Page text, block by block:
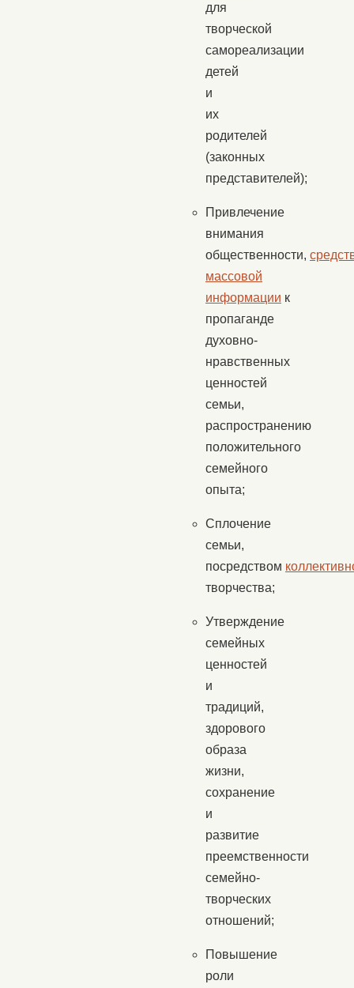
для
творческой
самореализации
детей
и
их
родителей
(законных
представителей);
Привлечение
внимания
общественности,
массовой
информации к
пропаганде
духовно-
нравственных
ценностей
семьи,
распространению
положительного
семейного
опыта;
Сплочение
семьи,
посредством
творчества;
Утверждение
семейных
ценностей
и
традиций,
здорового
образа
жизни,
сохранение
и
развитие
преемственности
семейно-
творческих
отношений;
Повышение
роли